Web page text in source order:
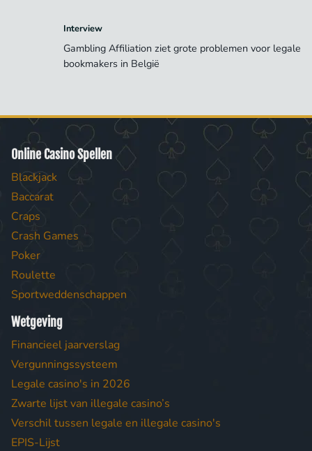
Interview
Gambling Affiliation ziet grote problemen voor legale
bookmakers in België
Online Casino Spellen
Blackjack
Baccarat
Craps
Crash Games
Poker
Roulette
Sportweddenschappen
Wetgeving
Financieel jaarverslag
Vergunningssysteem
Legale casino's in 2026
Zwarte lijst van illegale casino’s
Verschil tussen legale en illegale casino's
EPIS-Lijst